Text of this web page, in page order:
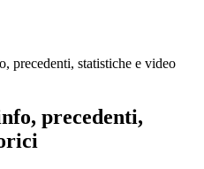
precedenti, statistiche e video
precedenti,